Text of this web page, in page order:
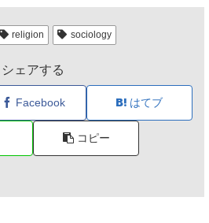
religion sociology
シェアする
Facebook はてブ
コピー